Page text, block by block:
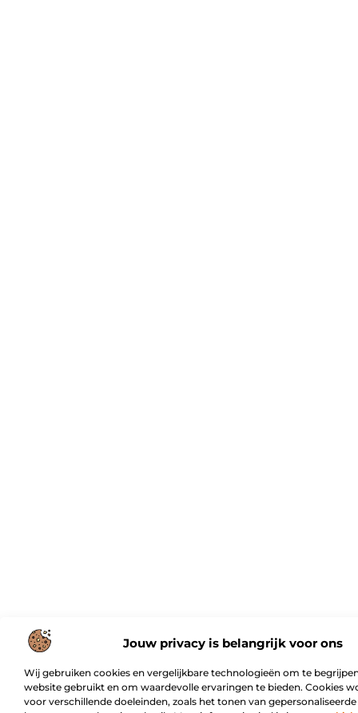
Jouw privacy is belangrijk voor ons
Wij gebruiken cookies en vergelijkbare technologieën om te
website gebruikt en om waardevolle ervaringen te bieden. Cookies
voor verschillende doeleinden, zoals het tonen van